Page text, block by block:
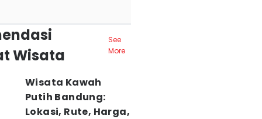
Wisata
See
More
Wisata Kawah
Putih Bandung:
Lokasi, Rute, Harga,